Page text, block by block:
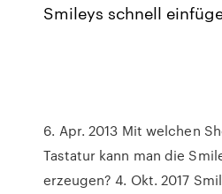
Smileys schnell
6. Apr. 2013 Mit welchen
Tastatur kann man die
erzeugen? 4. Okt. 2017